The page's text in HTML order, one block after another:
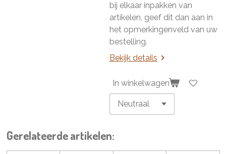
bij elkaar inpakken van
artikelen, geef dit dan aan in
het opmerkingenveld van uw
bestelling.
Bekijk details
In winkelwagen
Gerelateerde artikelen: